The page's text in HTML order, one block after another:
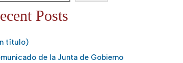
Posts
título)
de la Junta de Gobierno